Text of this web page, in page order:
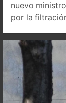
nuevo
por la